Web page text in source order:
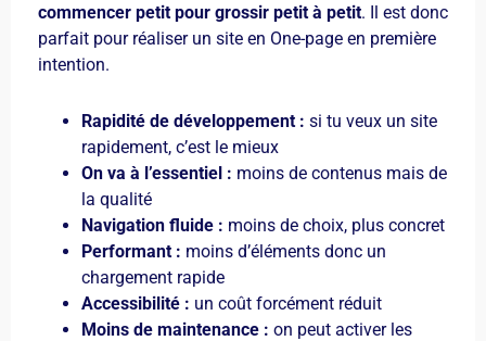
commencer petit pour grossir petit à petit. Il est donc
parfait pour réaliser un site en One-page en première
intention.
Rapidité de développement : si tu veux un site
rapidement, c’est le mieux
On va à l’essentiel : moins de contenus mais de
la qualité
Navigation fluide : moins de choix, plus concret
Performant : moins d’éléments donc un
chargement rapide
Accessibilité : un coût forcément réduit
Moins de maintenance : on peut activer les